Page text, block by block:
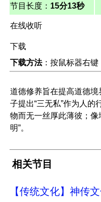
节目长度： 15分13秒
在线收听
下载
下载方法：按鼠标器右键
道德修养旨在提高道德境
子提出“三无私”作为人
物而无一丝厚此薄彼；
明”。
相关节目
【传统文化】神传